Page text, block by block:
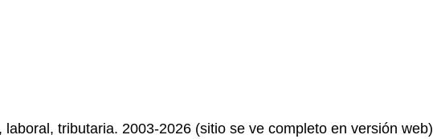
tributaria. 2003-2026 (sitio se ve completo en versión web)